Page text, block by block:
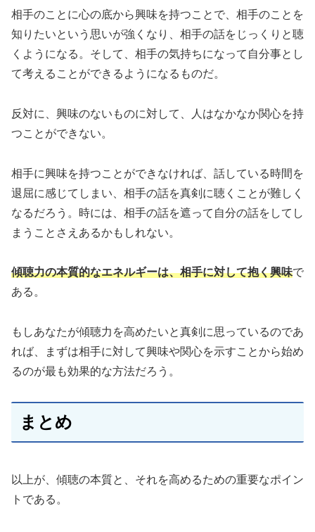
相手のことに心の底から興味を持つことで、相手のことを
知りたいという思いが強くなり、相手の話をじっくりと聴
くようになる。そして、相手の気持ちになって自分事とし
て考えることができるようになるものだ。
反対に、興味のないものに対して、人はなかなか関心を持
つことができない。
相手に興味を持つことができなければ、話している時間を
退屈に感じてしまい、相手の話を真剣に聴くことが難しく
なるだろう。時には、相手の話を遮って自分の話をしてし
まうことさえあるかもしれない。
傾聴力の本質的なエネルギーは、相手に対して抱く興味で
ある。
もしあなたが傾聴力を高めたいと真剣に思っているのであ
れば、まずは相手に対して興味や関心を示すことから始め
るのが最も効果的な方法だろう。
まとめ
以上が、傾聴の本質と、それを高めるための重要なポイン
トである。